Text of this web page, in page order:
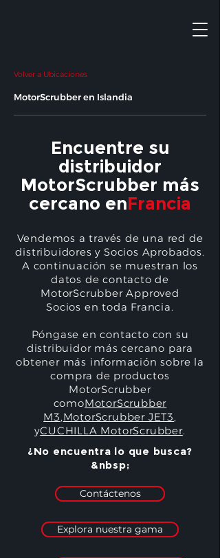
Volver a Ubicaciones
MotorScrubber en Islandia
Encuentre su
distribuidor
MotorScrubber más
cercano enFrancia
Vendemos a través de una red de
distribuidores y Socios Aprobados.
A continuación se muestran los
datos de contacto de
MotorScrubber Approved
Socios en toda Francia.
Póngase en contacto con su
distribuidor más cercano para
obtener más información sobre la
compra de productos
MotorScrubber
comoMotorScrubber
M3,MotorScrubber JET3,
yCUCHILLA MotorScrubber.
¿No encuentra lo que busca?
&nbsp;
Contáctenos
Explora nuestra gama